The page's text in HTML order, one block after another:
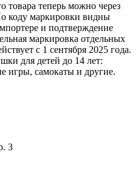
товара теперь можно через
коду маркировки видны
и подтверждение
маркировка отдельных
с 1 сентября 2025 года.
для детей до 14 лет:
игры, самокаты и другие.
3